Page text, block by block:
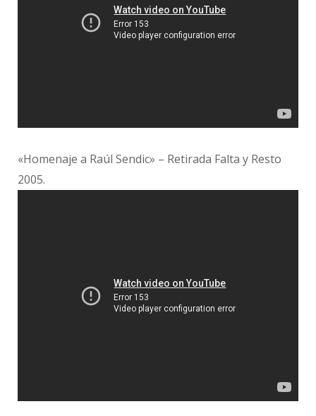
«Homenaje a Raúl Sendic» – Retirada Falta y Resto
2005.